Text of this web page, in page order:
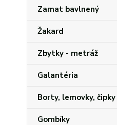
Zamat bavlnený
Žakard
Zbytky - metráž
Galantéria
Borty, lemovky, čipky
Gombíky